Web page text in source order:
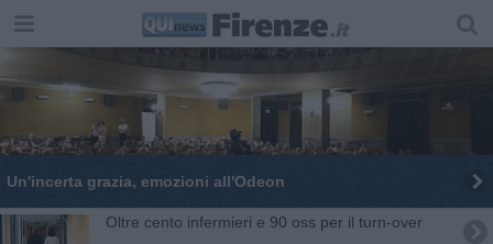
Un'incerta grazia, emozioni all'Odeon
Oltre cento infermieri e 90 oss per il turn-over